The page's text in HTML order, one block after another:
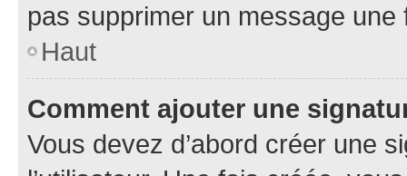
pas supprimer un message une
Haut
Comment ajouter une
Vous devez d’abord créer une